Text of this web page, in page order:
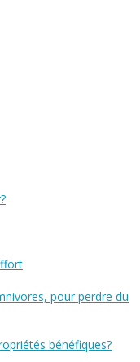
pour perdre du
bénéfiques?